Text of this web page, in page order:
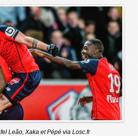
Leão, Xaka et Pépé via Losc.fr